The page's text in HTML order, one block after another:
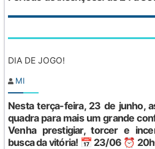
DIA DE JOGO!
MI
Nesta terça-feira, 23 de junho,
quadra para mais um grande
Venha prestigiar, torcer e
busca da vitória! 📅 23/06 ⏰